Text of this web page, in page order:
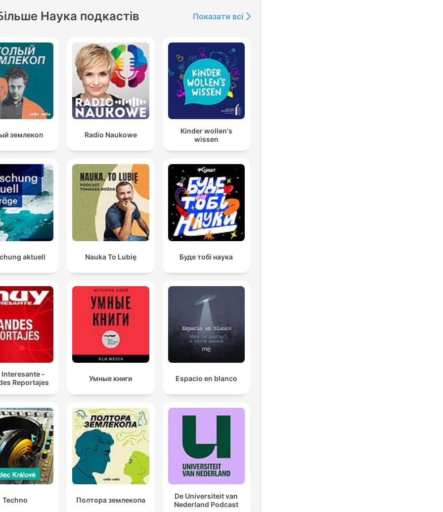
Наука подкастів Показати всі
землекоп Radio Naukowe
Kinder wollen's
wissen
aktuell Nauka To Lubię Буде тобі наука
Interesante -
Reportajes
Умные книги Espacio en blanco
Techno Полтора землекопа
De Universiteit van
Nederland Podcast